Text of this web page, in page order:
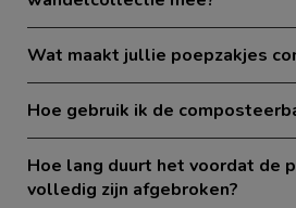
Wat maakt jullie poepzakjes
Hoe gebruik ik de
Hoe lang duurt het voordat de
volledig zijn afgebroken?